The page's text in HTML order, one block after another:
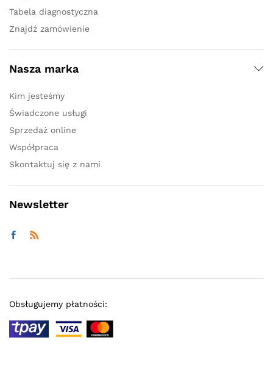
Tabela diagnostyczna
Znajdź zamówienie
Nasza marka
Kim jesteśmy
Świadczone usługi
Sprzedaż online
Współpraca
Skontaktuj się z nami
Newsletter
Obsługujemy płatności: